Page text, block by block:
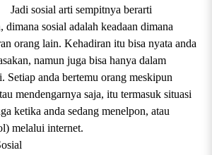
sosial arti sempitnya berarti
dimana sosial adalah keadaan dimana
orang lain. Kehadiran itu bisa nyata anda
namun juga bisa hanya dalam
Setiap anda bertemu orang meskipun
mendengarnya saja, itu termasuk situasi
ketika anda sedang menelpon, atau
melalui internet.